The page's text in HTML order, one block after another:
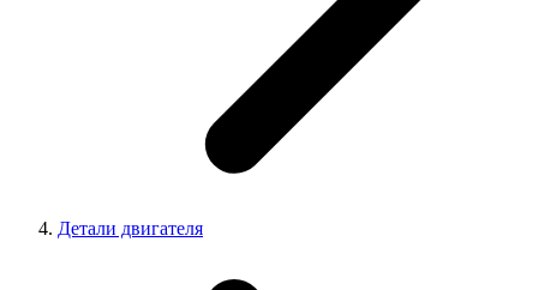
Детали двигателя